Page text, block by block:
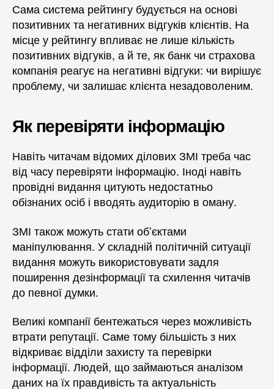
Сама система рейтингу будується на основі
позитивних та негативних відгуків клієнтів. На
місце у рейтингу впливає не лише кількість
позитивних відгуків, а й те, як банк чи страхова
компанія реагує на негативні відгуки: чи вирішує
проблему, чи залишає клієнта незадоволеним.
Як перевіряти інформацію
Навіть читачам відомих ділових ЗМІ треба час
від часу перевіряти інформацію. Іноді навіть
провідні видання цитують недостатньо
обізнаних осіб і вводять аудиторію в оману.
ЗМІ також можуть стати об’єктами
маніпулювання. У складній політичній ситуації
видання можуть використовувати задля
поширення дезінформації та схилення читачів
до певної думки.
Великі компанії бентежаться через можливість
втрати репутації. Саме тому більшість з них
відкриває відділи захисту та перевірки
інформації. Людей, що займаються аналізом
даних на їх правдивість та актуальність